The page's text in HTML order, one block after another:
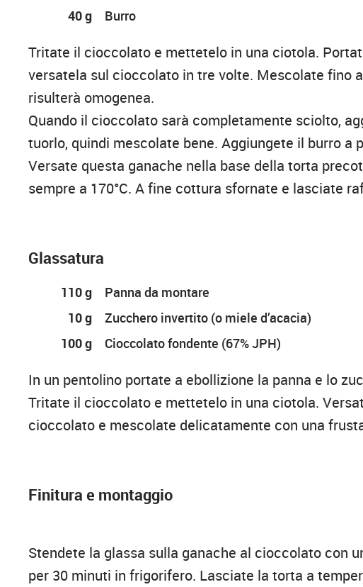
40 g
Burro
Tritate il cioccolato e mettetelo in una ciotola.
versatela sul cioccolato in tre volte. Mescolate fino
risulterà omogenea.
Quando il cioccolato sarà completamente sciolto,
tuorlo, quindi mescolate bene. Aggiungete il burro a
Versate questa ganache nella base della torta
sempre a 170°C. A fine cottura sfornate e lasciate
Glassatura
110 g
Panna da montare
10 g
Zucchero invertito (o miele d’acacia)
100 g
Cioccolato fondente (67% JPH)
In un pentolino portate a ebollizione la panna e lo
Tritate il cioccolato e mettetelo in una ciotola.
cioccolato e mescolate delicatamente con una
Finitura e montaggio
Stendete la glassa sulla ganache al cioccolato con
per 30 minuti in frigorifero. Lasciate la torta a